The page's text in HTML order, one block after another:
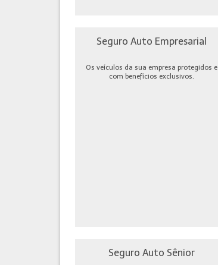
Seguro Auto Empresarial
Os veículos da sua empresa protegidos e
com benefícios exclusivos.
Seguro Auto Sênior